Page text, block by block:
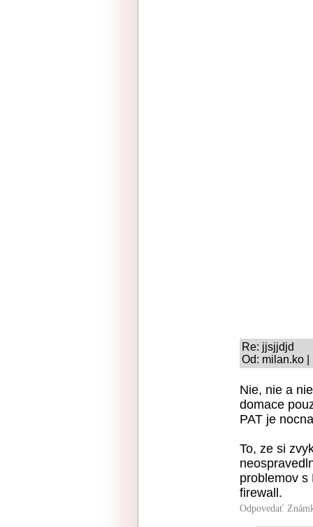
Re: jjsjjdjd
Od: milan.ko
Nie, nie a
domace
PAT je
To, ze si
problemov s
firewall.
Odpovedať